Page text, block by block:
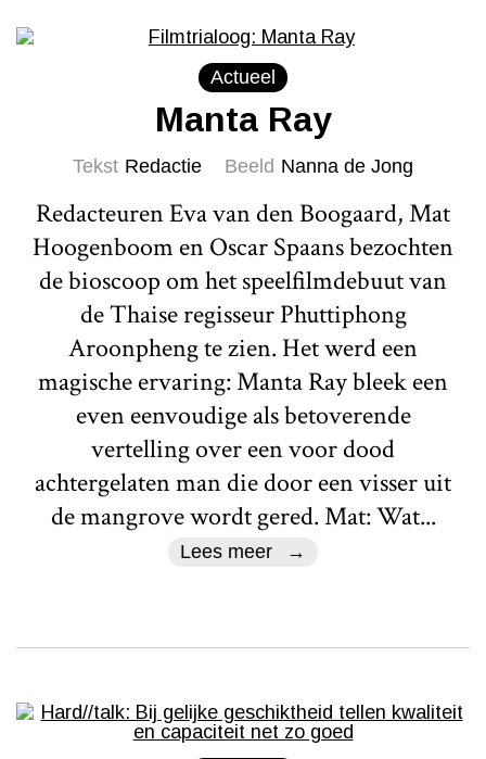
Actueel
Manta Ray
Tekst Redactie Beeld Nanna de Jong
Redacteuren Eva van den Boogaard, Mat
Hoogenboom en Oscar Spaans bezochten
de bioscoop om het speelfilmdebuut van
de Thaise regisseur Phuttiphong
Aroonpheng te zien. Het werd een
magische ervaring: Manta Ray bleek een
even eenvoudige als betoverende
vertelling over een voor dood
achtergelaten man die door een visser uit
de mangrove wordt gered. Mat: Wat...
Lees meer